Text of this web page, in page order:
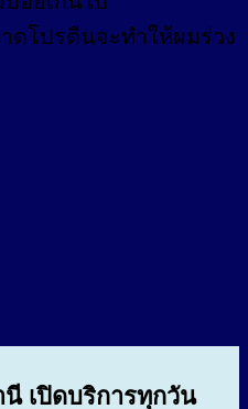
ดโปรตีนจะทำให้ผมร่วง
เปิดบริการทุกวัน